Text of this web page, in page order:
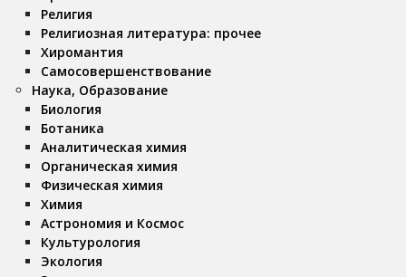
Религия
Религиозная литература: прочее
Хиромантия
Самосовершенствование
Наука, Образование
Биология
Ботаника
Аналитическая химия
Органическая химия
Физическая химия
Химия
Астрономия и Космос
Культурология
Экология